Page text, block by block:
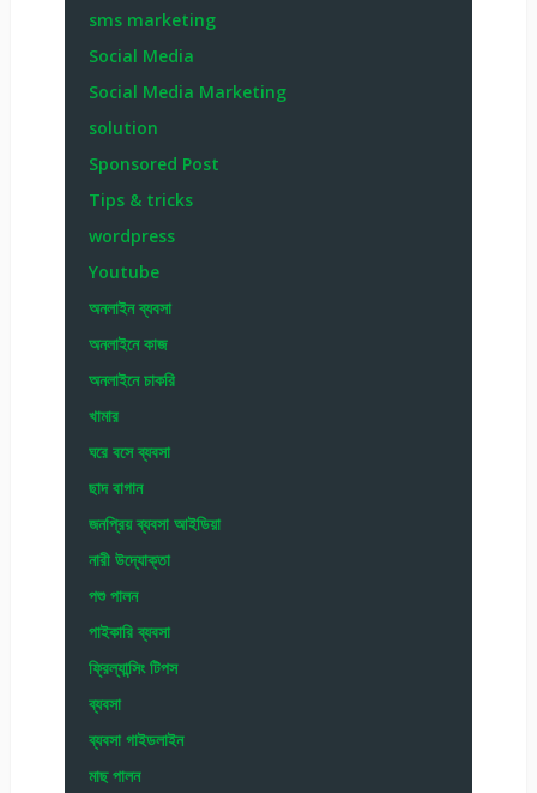
sms marketing
Social Media
Social Media Marketing
solution
Sponsored Post
Tips & tricks
wordpress
Youtube
অনলাইন ব্যবসা
অনলাইনে কাজ
অনলাইনে চাকরি
খামার
ঘরে বসে ব্যবসা
ছাদ বাগান
জনপ্রিয় ব্যবসা আইডিয়া
নারী উদ্যোক্তা
পশু পালন
পাইকারি ব্যবসা
ফ্রিল্যান্সিং টিপস
ব্যবসা
ব্যবসা গাইডলাইন
মাছ পালন